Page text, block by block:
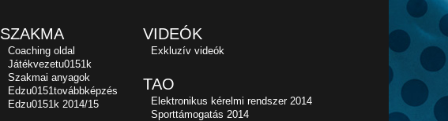
SZAKMA
Coaching oldal
Játékvezetu0151k
Szakmai anyagok
Edzu0151továbbképzés
Edzu0151k 2014/15
VIDEÓK
Exkluzív videók
TAO
Elektronikus kérelmi rendszer 2014
Sporttámogatás 2014